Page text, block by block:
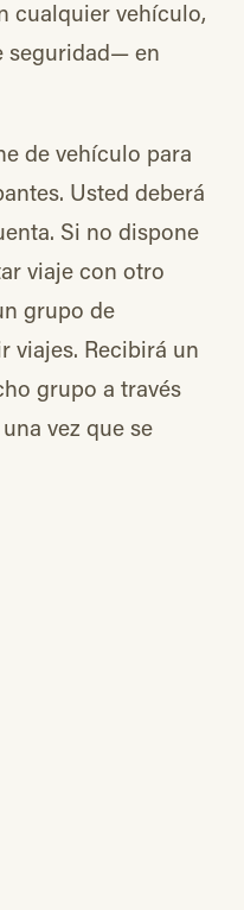
cualquier vehículo,
seguridad— en
de vehículo para
Usted deberá
Si no dispone
viaje con otro
grupo de
viajes. Recibirá un
grupo a través
vez que se